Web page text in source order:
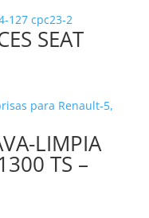
SEAT
LIMPIA
TS –